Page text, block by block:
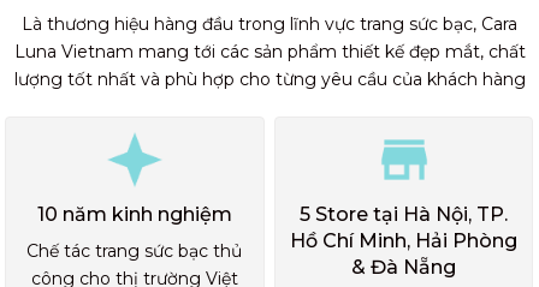
Là thương hiệu hàng đầu trong lĩnh vực trang sức bạc, Cara
Luna Vietnam mang tới các sản phẩm thiết kế đẹp mắt, chất
lượng tốt nhất và phù hợp cho từng yêu cầu của khách hàng
10 năm kinh nghiệm
Chế tác trang sức bạc thủ
công cho thị trường Việt
5 Store tại Hà Nội, TP.
Hồ Chí Minh, Hải Phòng
& Đà Nẵng